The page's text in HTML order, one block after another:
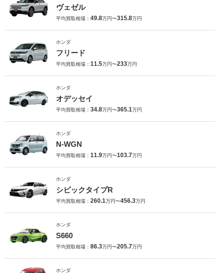
ヴェゼル
平均買取相場： 49.8万円〜315.8万円
ホンダ
フリード
平均買取相場： 11.5万円〜233万円
ホンダ
オデッセイ
平均買取相場： 34.8万円〜365.1万円
ホンダ
N-WGN
平均買取相場： 11.9万円〜103.7万円
ホンダ
シビックタイプR
平均買取相場： 260.1万円〜456.3万円
ホンダ
S660
平均買取相場： 86.3万円〜205.7万円
ホンダ